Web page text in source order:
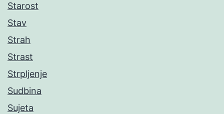
Starost
Stav
Strah
Strast
Strpljenje
Sudbina
Sujeta